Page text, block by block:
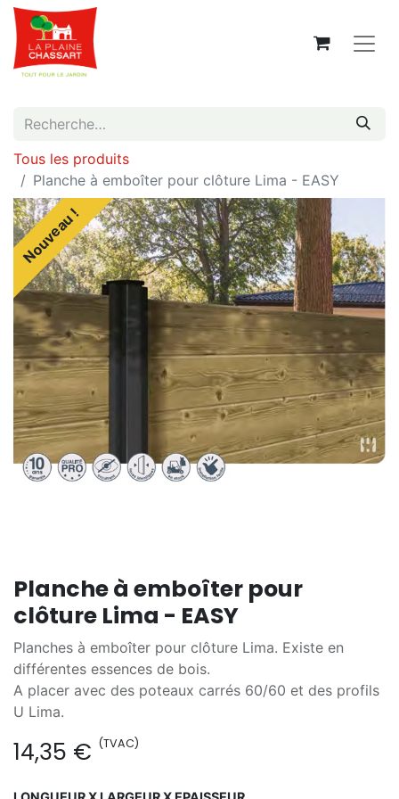
Tous les produits
Planche à emboîter pour clôture Lima - EASY
Nouveau !
Planche à emboîter pour
clôture Lima - EASY
Planches à emboîter pour clôture Lima. Existe en
différentes essences de bois.
A placer avec des poteaux carrés 60/60 et des profils
U Lima.
14,35 € (TVAC)